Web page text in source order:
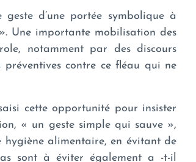
d’une portée symbolique à
Une importante mobilisation des
notamment par des discours
préventives contre ce fléau qui ne
cette opportunité pour insister
« un geste simple qui sauve »,
alimentaire, en évitant de
sont à éviter également a -t-il